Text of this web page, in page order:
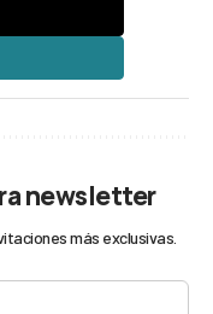
newsletter
más exclusivas.